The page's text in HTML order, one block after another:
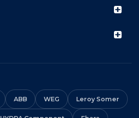
ABB WEG Leroy Somer